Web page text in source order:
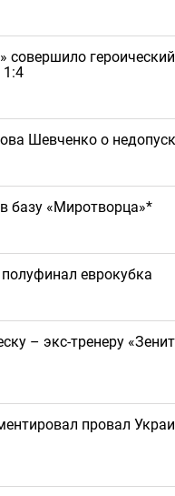
совершило
1:4
Шевченко о
базу «Миротворца»*
еврокубка
– экс-тренеру
провал